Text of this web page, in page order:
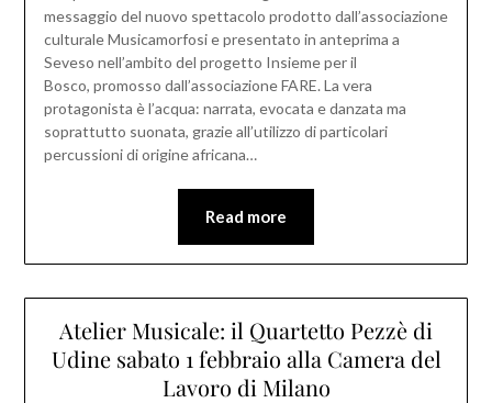
messaggio del nuovo spettacolo prodotto dall’associazione
culturale Musicamorfosi e presentato in anteprima a
Seveso nell’ambito del progetto Insieme per il
Bosco, promosso dall’associazione FARE. La vera
protagonista è l’acqua: narrata, evocata e danzata ma
soprattutto suonata, grazie all’utilizzo di particolari
percussioni di origine africana…
Read more
Atelier Musicale: il Quartetto Pezzè di
Udine sabato 1 febbraio alla Camera del
Lavoro di Milano